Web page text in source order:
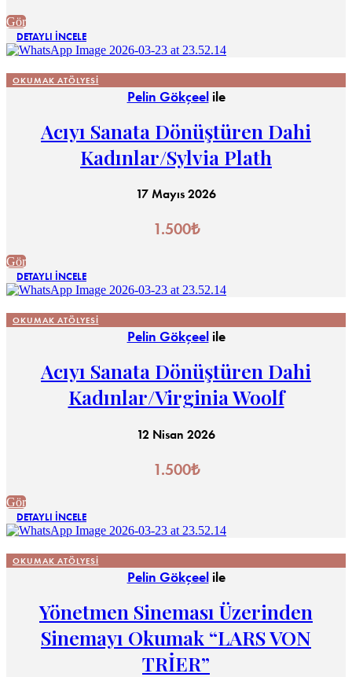
Gör
DETAYLI İNCELE
OKUMAK ATÖLYESI
Pelin Gökçeelile
Acıyı Sanata Dönüştüren Dahi
Kadınlar/Sylvia Plath
17 Mayıs 2026
1.500₺
Gör
DETAYLI İNCELE
OKUMAK ATÖLYESI
Pelin Gökçeelile
Acıyı Sanata Dönüştüren Dahi
Kadınlar/Virginia Woolf
12 Nisan 2026
1.500₺
Gör
DETAYLI İNCELE
OKUMAK ATÖLYESI
Pelin Gökçeelile
Yönetmen Sineması Üzerinden
Sinemayı Okumak “LARS VON
TRİER”